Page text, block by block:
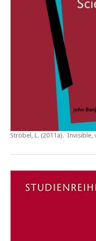
Ströbel, L. (2011a). Invisible,